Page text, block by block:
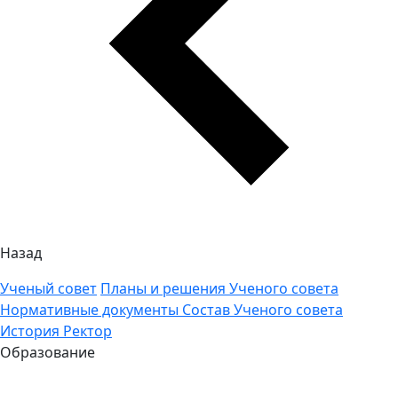
Назад
Ученый совет Планы и решения Ученого совета
Нормативные документы Состав Ученого совета
История Ректор
Образование